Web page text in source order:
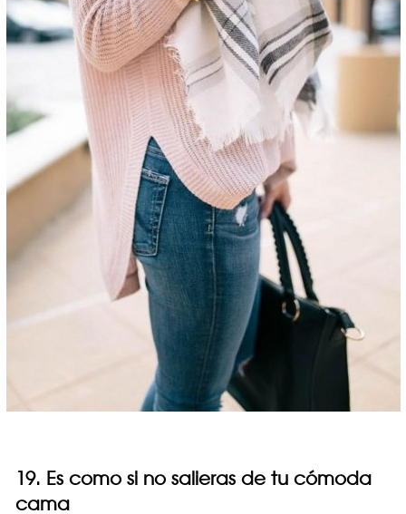
19. Es como si no salieras de tu cómoda
cama